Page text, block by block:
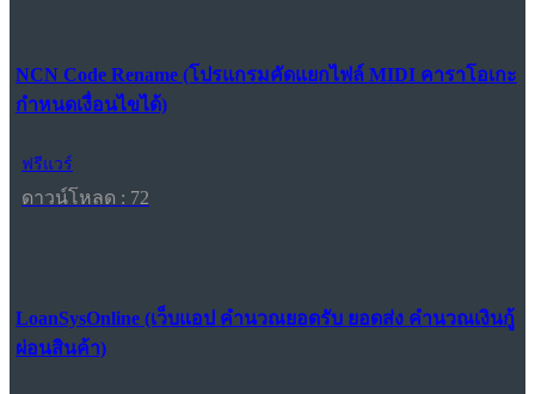
NCN Code Rename (โปรแกรมคัดแยกไฟล์ MIDI คาราโอเกะ
กำหนดเงื่อนไขได้)
ฟรีแวร์
ดาวน์โหลด : 72
LoanSysOnline (เว็บแอป คำนวณยอดรับ ยอดส่ง คำนวณเงินกู้
ผ่อนสินค้า)